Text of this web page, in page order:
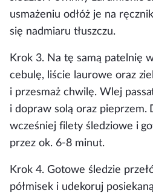
usmażeniu odłóż je na
się nadmiaru tłuszczu.
Krok 3. Na tę samą patelnię
cebulę, liście laurowe oraz
i przesmaż chwilę. Wlej
i dopraw solą oraz pieprzem.
wcześniej filety śledziowe i
przez ok. 6-8 minut.
Krok 4. Gotowe śledzie
półmisek i udekoruj